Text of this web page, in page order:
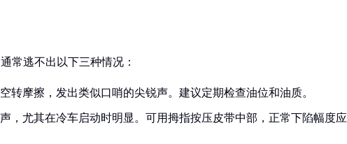
常逃不出以下三种情况：
转摩擦，发出类似口哨的尖锐声。建议定期检查油位和油质。
，尤其在冷车启动时明显。可用拇指按压皮带中部，正常下陷幅度应